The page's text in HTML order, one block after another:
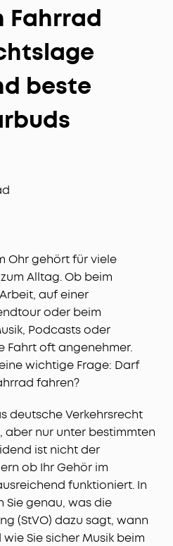
Fahrrad
beste
Ohr gehört für viele
Alltag. Ob beim
auf einer
oder beim
Podcasts oder
Fahrt oft angenehmer.
wichtige Frage: Darf
fahren?
deutsche Verkehrsrecht
aber nur unter bestimmten
ist nicht der
ob Ihr Gehör im
funktioniert. In
Sie genau, was die
(StVO) dazu sagt, wann
Sie sicher Musik beim